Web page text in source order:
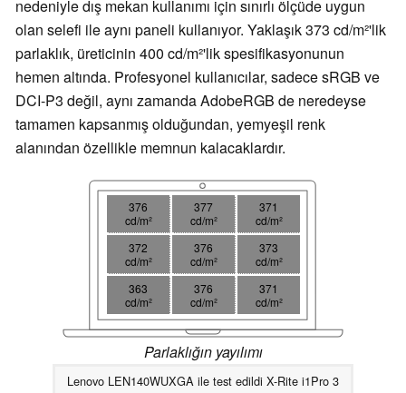
nedeniyle dış mekan kullanımı için sınırlı ölçüde uygun
olan selefi ile aynı paneli kullanıyor. Yaklaşık 373 cd/m²'lik
parlaklık, üreticinin 400 cd/m²'lik spesifikasyonunun
hemen altında. Profesyonel kullanıcılar, sadece sRGB ve
DCI-P3 değil, aynı zamanda AdobeRGB de neredeyse
tamamen kapsanmış olduğundan, yemyeşil renk
alanından özellikle memnun kalacaklardır.
376
cd/m²
377
cd/m²
371
cd/m²
372
cd/m²
376
cd/m²
373
cd/m²
363
cd/m²
376
cd/m²
371
cd/m²
Parlaklığın yayılımı
Lenovo LEN140WUXGA ile test edildi X-Rite i1Pro 3